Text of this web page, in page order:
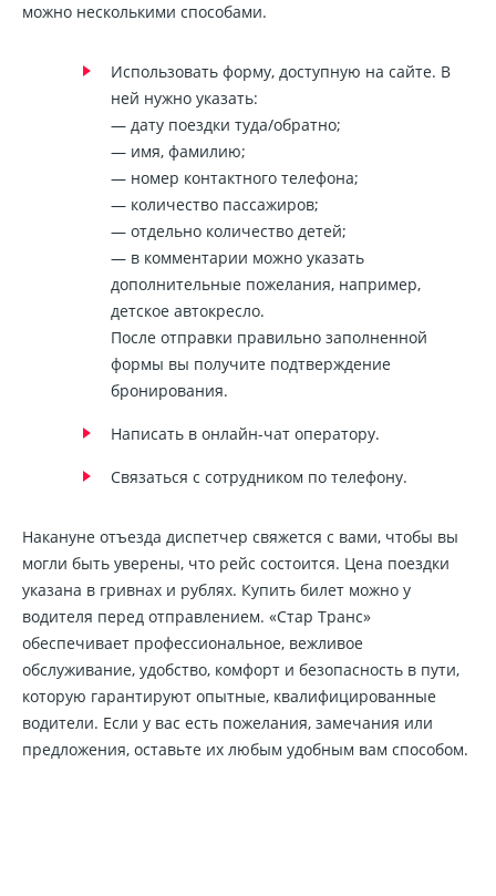
можно несколькими способами.
Использовать форму, доступную на сайте. В
ней нужно указать:
— дату поездки туда/обратно;
— имя, фамилию;
— номер контактного телефона;
— количество пассажиров;
— отдельно количество детей;
— в комментарии можно указать
дополнительные пожелания, например,
детское автокресло.
После отправки правильно заполненной
формы вы получите подтверждение
бронирования.
Написать в онлайн-чат оператору.
Связаться с сотрудником по телефону.
Накануне отъезда диспетчер свяжется с вами, чтобы вы
могли быть уверены, что рейс состоится. Цена поездки
указана в гривнах и рублях. Купить билет можно у
водителя перед отправлением. «Стар Транс»
обеспечивает профессиональное, вежливое
обслуживание, удобство, комфорт и безопасность в пути,
которую гарантируют опытные, квалифицированные
водители. Если у вас есть пожелания, замечания или
предложения, оставьте их любым удобным вам способом.